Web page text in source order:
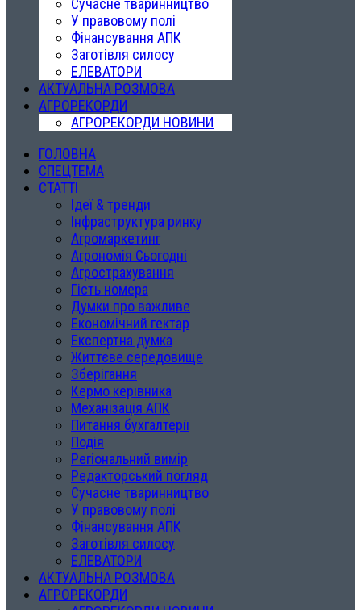
Сучасне тваринництво
У правовому полі
Фінансування АПК
Заготівля силосу
ЕЛЕВАТОРИ
АКТУАЛЬНА РОЗМОВА
АГРОРЕКОРДИ
АГРОРЕКОРДИ НОВИНИ
ГОЛОВНА
СПЕЦТЕМА
СТАТТІ
Ідеї & тренди
Інфраструктура ринку
Агромаркетинг
Агрономія Сьогодні
Агрострахування
Гість номера
Думки про важливе
Економічний гектар
Експертна думка
Життєве середовище
Зберігання
Кермо керівника
Механізація АПК
Питання бухгалтерії
Подія
Регіональний вимір
Редакторський погляд
Сучасне тваринництво
У правовому полі
Фінансування АПК
Заготівля силосу
ЕЛЕВАТОРИ
АКТУАЛЬНА РОЗМОВА
АГРОРЕКОРДИ